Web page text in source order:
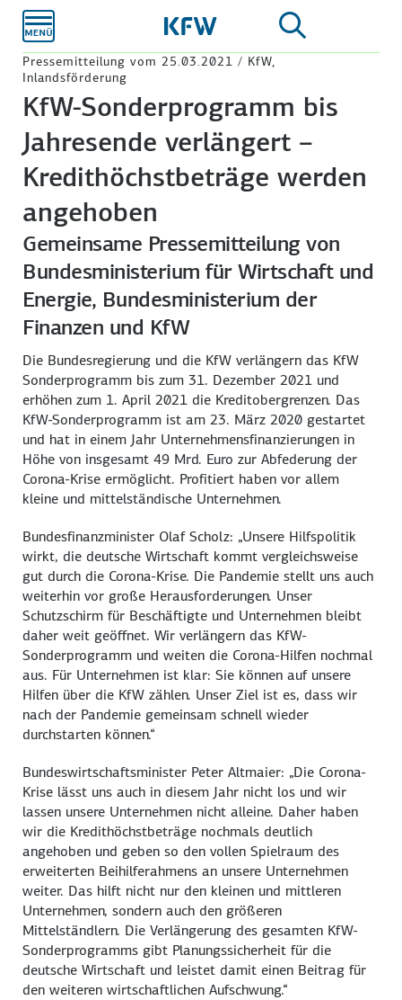
Hauptinhalt
Pressemitteilung vom 25.03.2021 / KfW,
Inlandsförderung
KfW-Sonderprogramm bis
Jahresende verlängert –
Kredithöchstbeträge werden
angehoben
Gemeinsame Pressemitteilung von
Bundesministerium für Wirtschaft und
Energie, Bundesministerium der
Finanzen und KfW
Die Bundesregierung und die KfW verlängern das KfW
Sonderprogramm bis zum 31. Dezember 2021 und
erhöhen zum 1. April 2021 die Kreditobergrenzen. Das
KfW-Sonderprogramm ist am 23. März 2020 gestartet
und hat in einem Jahr Unternehmensfinanzierungen in
Höhe von insgesamt 49 Mrd. Euro zur Abfederung der
Corona-Krise ermöglicht. Profitiert haben vor allem
kleine und mittelständische Unternehmen.
Bundesfinanzminister Olaf Scholz: „Unsere Hilfspolitik
wirkt, die deutsche Wirtschaft kommt vergleichsweise
gut durch die Corona-Krise. Die Pandemie stellt uns auch
weiterhin vor große Herausforderungen. Unser
Schutzschirm für Beschäftigte und Unternehmen bleibt
daher weit geöffnet. Wir verlängern das KfW-
Sonderprogramm und weiten die Corona-Hilfen nochmal
aus. Für Unternehmen ist klar: Sie können auf unsere
Hilfen über die KfW zählen. Unser Ziel ist es, dass wir
nach der Pandemie gemeinsam schnell wieder
durchstarten können.“
Bundeswirtschaftsminister Peter Altmaier: „Die Corona-
Krise lässt uns auch in diesem Jahr nicht los und wir
lassen unsere Unternehmen nicht alleine. Daher haben
wir die Kredithöchstbeträge nochmals deutlich
angehoben und geben so den vollen Spielraum des
erweiterten Beihilferahmens an unsere Unternehmen
weiter. Das hilft nicht nur den kleinen und mittleren
Unternehmen, sondern auch den größeren
Mittelständlern. Die Verlängerung des gesamten KfW-
Sonderprogramms gibt Planungssicherheit für die
deutsche Wirtschaft und leistet damit einen Beitrag für
den weiteren wirtschaftlichen Aufschwung.“